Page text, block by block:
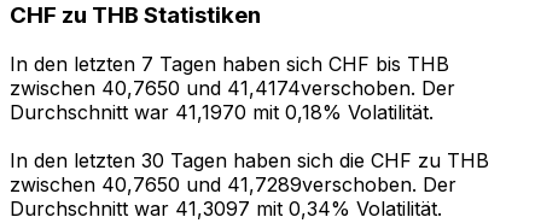
CHF zu THB Statistiken
In den letzten 7 Tagen haben sich CHF bis THB
zwischen 40,7650 und 41,4174verschoben. Der
Durchschnitt war 41,1970 mit 0,18% Volatilität.
In den letzten 30 Tagen haben sich die CHF zu THB
zwischen 40,7650 und 41,7289verschoben. Der
Durchschnitt war 41,3097 mit 0,34% Volatilität.